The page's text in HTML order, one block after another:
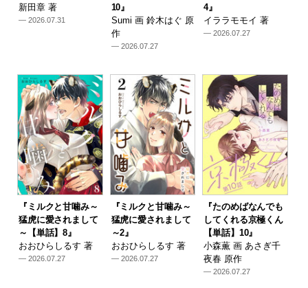
新田章 著
— 2026.07.31
10』
Sumi 画 鈴木はぐ 原
作
— 2026.07.27
4』
イララモモイ 著
— 2026.07.27
『ミルクと甘噛み～
猛虎に愛されまして
～【単話】8』
おおひらしるす 著
— 2026.07.27
『ミルクと甘噛み～
猛虎に愛されまして
～2』
おおひらしるす 著
— 2026.07.27
『たのめばなんでも
してくれる京極くん
【単話】10』
小森薫 画 あさぎ千
夜春 原作
— 2026.07.27